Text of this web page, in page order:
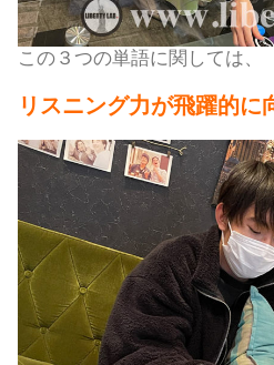
この３つの単語に関しては、
リスニング力が飛躍的に